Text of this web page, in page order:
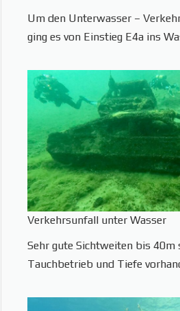
Um den Unterwasser –
ging es von Einstieg E4a ins
Verkehrsunfall unter Wasser
Sehr gute Sichtweiten bis 40m
Tauchbetrieb und Tiefe